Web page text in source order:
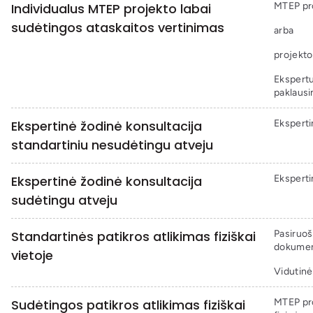
Individualus MTEP projekto labai
sudėtingos ataskaitos vertinimas
MTEP
arba
Ekspertinė žodinė konsultacija
standartiniu nesudėtingu atveju
Ekspertinė žodinė konsultacija
sudėtingu atveju
Standartinės patikros atlikimas fiziškai
vietoje
Sudėtingos patikros atlikimas fiziškai
MTEP